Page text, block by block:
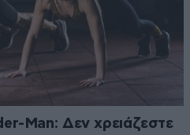
Man: Δεν χρειάζεστε